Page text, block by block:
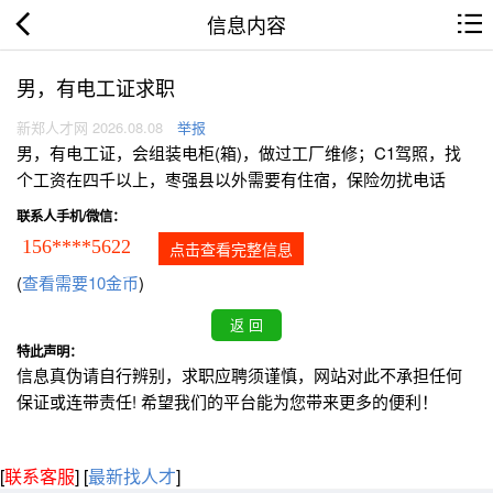
信息内容
男，有电工证求职
新郑人才网 2026.08.08 举报
男，有电工证，会组装电柜(箱)，做过工厂维修；C1驾照，找
个工资在四千以上，枣强县以外需要有住宿，保险勿扰电话
联系人手机/微信：
156****5622 点击查看完整信息
(查看需要10金币)
特此声明：
信息真伪请自行辨别，求职应聘须谨慎，网站对此不承担任何
保证或连带责任! 希望我们的平台能为您带来更多的便利！
[联系客服] [最新找人才]